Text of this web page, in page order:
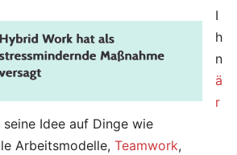
I
h
n
ä
r
seine Idee auf Dinge wie
Arbeitsmodelle, Teamwork,